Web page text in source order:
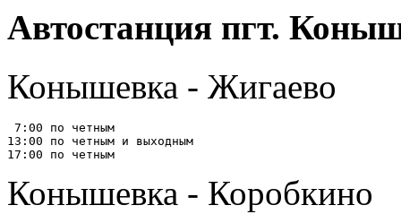
Автостанция пгт.
Конышевка - Жигаево
7:00 по четным
13:00 по четным и выходным
Конышевка - Коробкино